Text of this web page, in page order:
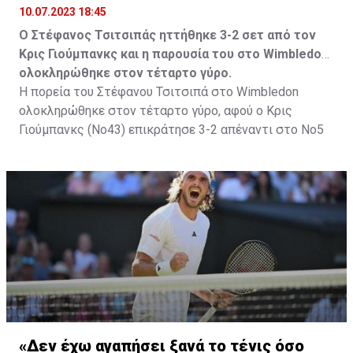
10.07.2023 18:45
Ο Στέφανος Τσιτσιπάς ηττήθηκε 3-2 σετ από τον
Κρις Γιούμπανκς και η παρουσία του στο Wimbledon
ολοκληρώθηκε στον τέταρτο γύρο.
Η πορεία του Στέφανου Τσιτσιπά στο Wimbledon
ολοκληρώθηκε στον τέταρτο γύρο, αφού ο Κρις
Γιούμπανκς (Νο43) επικράτησε 3-2 απέναντι στο Νο5
προημιτελικά.
Ο Έλληνας τενίστας προηγήθηκε 2-1, όμως κάποια
αβίαστα λάθη σε κρίσιμα σημεία επέτρεψαν στον
Αμερικανό να κάνει την ανατροπή και να φτάσει στην
μεγάλη νίκη.
Το ματς:
Ο Στέφανος Τσιτσιπάς μπήκε ιδανικό στο παιχνίδι.
«Δεν έχω αγαπήσει ξανά το τένις όσο